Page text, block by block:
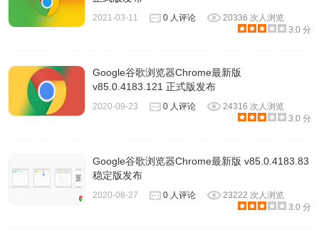
2021-03-11 0 人评论
20336 次人浏览
3.0 分
Google谷歌浏览器Chrome最新版
v85.0.4183.121 正式版发布
2020-09-23 0 人评论
24316 次人浏览
3.0 分
Google谷歌浏览器Chrome最新版 v85.0.4183.83
稳定版发布
2020-08-27 0 人评论
23222 次人浏览
3.0 分